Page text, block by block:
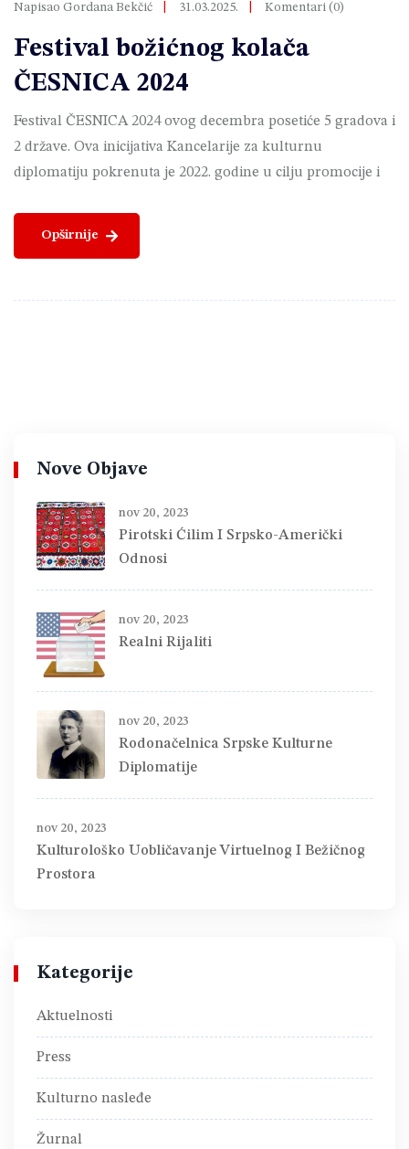
Napisao Gordana Bekčić 31.03.2025. Komentari (0)
Festival božićnog kolača
ČESNICA 2024
Festival ČESNICA 2024 ovog decembra posetiće 5 gradova i
2 države. Ova inicijativa Kancelarije za kulturnu
diplomatiju pokrenuta je 2022. godine u cilju promocije i
Opširnije
Nove Objave
nov 20, 2023
Pirotski Ćilim I Srpsko-Američki
Odnosi
nov 20, 2023
Realni Rijaliti
nov 20, 2023
Rodonačelnica Srpske Kulturne
Diplomatije
nov 20, 2023
Kulturološko Uobličavanje Virtuelnog I Bežičnog
Prostora
Kategorije
Aktuelnosti
Press
Kulturno nasleđe
Žurnal